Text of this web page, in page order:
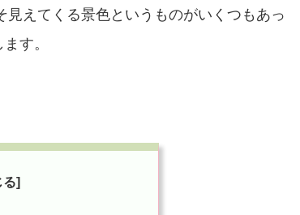
見えてくる景色というものがいくつもあっ
す。